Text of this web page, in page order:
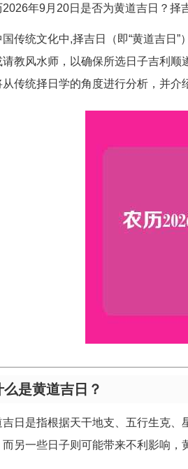
2026年9月20日是否为黄道吉日？择
国传统文化中,择吉日（即“黄道吉日
请教风水师，以确保所选日子吉利
从传统择日学的角度进行分析，并介
么是黄道吉日？
吉日是指根据天干地支、五行生克
而另一些日子则可能带来不利影响，